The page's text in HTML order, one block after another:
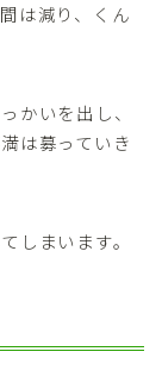
は減り、くん
かいを出し、
は募っていき
しまいます。